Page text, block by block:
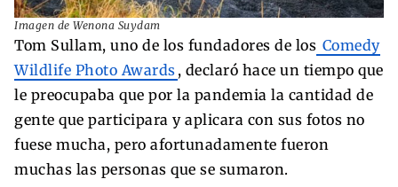
Imagen de Wenona Suydam
Tom Sullam, uno de los fundadores de los Comedy
Wildlife Photo Awards , declaró hace un tiempo que
le preocupaba que por la pandemia la cantidad de
gente que participara y aplicara con sus fotos no
fuese mucha, pero afortunadamente fueron
muchas las personas que se sumaron.